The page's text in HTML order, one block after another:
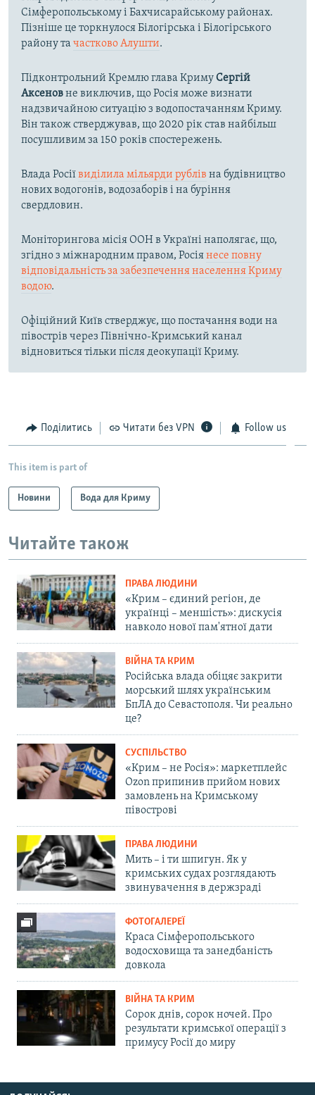
Сімферопольському і Бахчисарайському районах.
Пізніше це торкнулося Білогірська і Білогірського
району та частково Алушти.
Підконтрольний Кремлю глава КримуСергій
Аксеновне виключив, що Росія може визнати
надзвичайною ситуацію з водопостачанням Криму.
Він також стверджував, що 2020 рік став найбільш
посушливим за 150 років спостережень.
Влада Росіївиділила мільярди рублів на будівництво
нових водогонів, водозаборів і на буріння
свердловин.
Моніторингова місія ООН в Україні наполягає, що,
згідно з міжнародним правом, Росіянесе повну
відповідальність за забезпечення населення Криму
водою.
Офіційний Київ стверджує, що постачання води на
півострів через Північно-Кримський канал
відновиться тільки після деокупації Криму.
Поділитись Читати без VPN Follow us
This item is part of
Новини Вода для Криму
Читайте також
ПРАВА ЛЮДИНИ
«Крим – єдиний регіон, де
українці – меншість»: дискусія
навколо нової пам'ятної дати
ВІЙНА ТА КРИМ
Російська влада обіцяє закрити
морський шлях українським
БпЛА до Севастополя. Чи реально
це?
СУСПІЛЬСТВО
«Крим – не Росія»: маркетплейс
Ozon припинив прийом нових
замовлень на Кримському
півострові
ПРАВА ЛЮДИНИ
Мить – і ти шпигун. Як у
кримських судах розглядають
звинувачення в держзраді
ФОТОГАЛЕРЕЇ
Краса Сімферопольського
водосховища та занедбаність
довкола
ВІЙНА ТА КРИМ
Сорок днів, сорок ночей. Про
результати кримської операції з
примусу Росії до миру